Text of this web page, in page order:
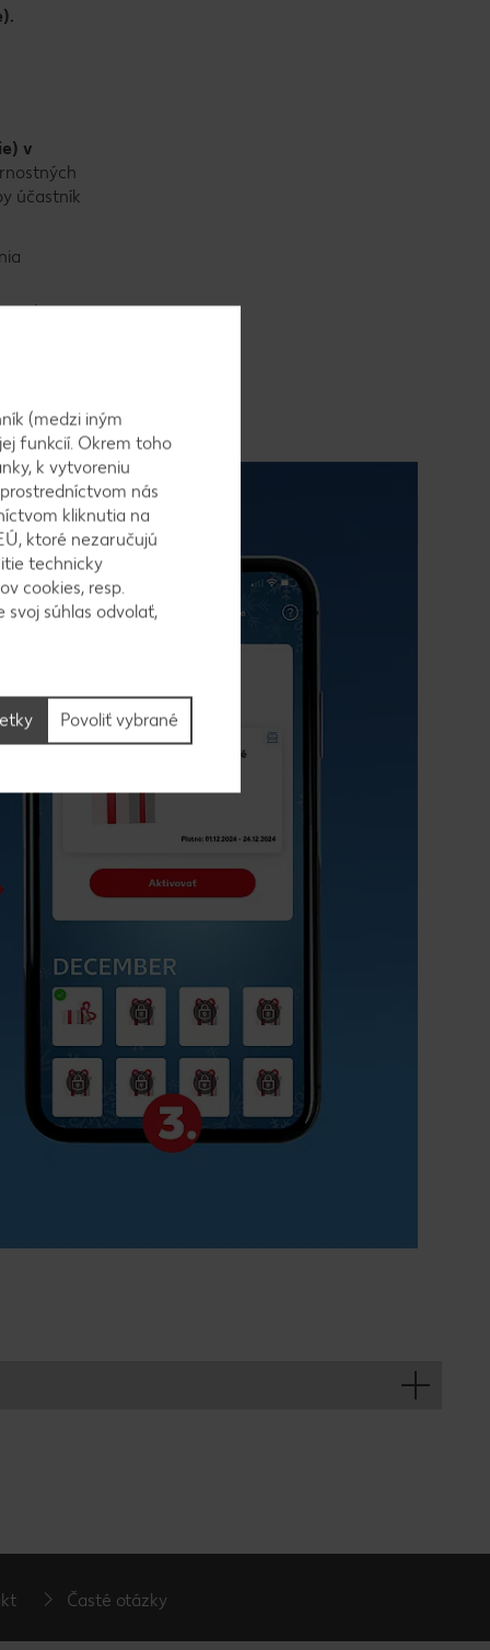
v
účastník
e-
Časté otázky
(medzi iným
funkcií. Okrem toho
k vytvoreniu
nás
kliknutia na
ktoré nezaručujú
technicky
cookies, resp.
svoj súhlas odvolať,
Povoliť vybrané